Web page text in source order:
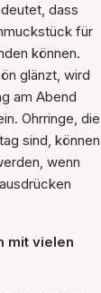
dass
für
können.
glänzt, wird
am Abend
Ohrringe, die
sind, können
wenn
mit vielen